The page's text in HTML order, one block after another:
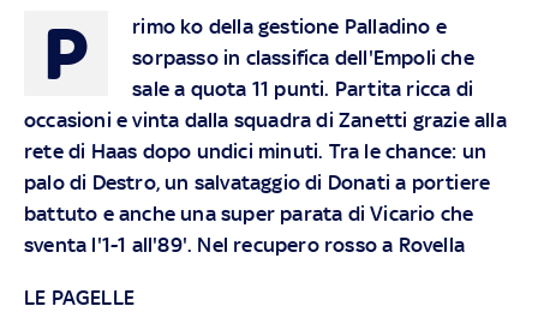
P
rimo ko della gestione Palladino e
sorpasso in classifica dell'Empoli che
sale a quota 11 punti. Partita ricca di
occasioni e vinta dalla squadra di Zanetti grazie alla
rete di Haas dopo undici minuti. Tra le chance: un
palo di Destro, un salvataggio di Donati a portiere
battuto e anche una super parata di Vicario che
sventa l'1-1 all'89'. Nel recupero rosso a Rovella
LE PAGELLE